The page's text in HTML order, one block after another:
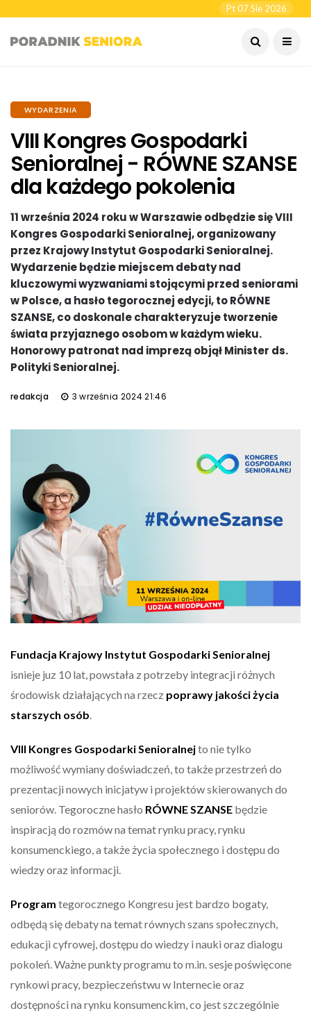
Pt 07 Sie 2026
WYDARZENIA
VIII Kongres Gospodarki
Senioralnej - RÓWNE SZANSE
dla każdego pokolenia
11 września 2024 roku w Warszawie odbędzie się VIII
Kongres Gospodarki Senioralnej, organizowany
przez Krajowy Instytut Gospodarki Senioralnej.
Wydarzenie będzie miejscem debaty nad
kluczowymi wyzwaniami stojącymi przed seniorami
w Polsce, a hasło tegorocznej edycji, to RÓWNE
SZANSE, co doskonale charakteryzuje tworzenie
świata przyjaznego osobom w każdym wieku.
Honorowy patronat nad imprezą objął Minister ds.
Polityki Senioralnej.
redakcja 3 września 2024 21:46
Fundacja Krajowy Instytut Gospodarki Senioralnej
isnieje juz 10 lat, powstała z potrzeby integracji różnych
środowisk działających na rzecz poprawy jakości życia
starszych osób
VIII Kongres Gospodarki Senioralnejto nie tylko
możliwość wymiany doświadczeń, to także przestrzeń do
prezentacji nowych inicjatyw i projektów skierowanych do
seniorów. Tegoroczne hasło RÓWNE SZANSE będzie
inspiracją do rozmów na temat rynku pracy, rynku
konsumenckiego, a także życia społecznego i dostępu do
wiedzy oraz informacji.
Program tegorocznego Kongresu jest bardzo bogaty,
odbędą się debaty na temat równych szans społecznych,
edukacji cyfrowej, dostępu do wiedzy i nauki oraz dialogu
pokoleń. Ważne punkty programu to m.in. sesje poświęcone
rynkowi pracy, bezpieczeństwu w Internecie oraz
dostępności na rynku konsumenckim, co jest szczególnie